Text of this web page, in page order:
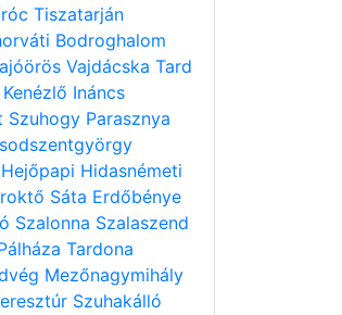
Tiszatarján
Bodroghalom
Vajdácska Tard
Kenézlő Ináncs
Szuhogy Parasznya
Hejőpapi Hidasnémeti
Sáta Erdőbénye
Szalonna Szalaszend
Tardona
Mezőnagymihály
Szuhakálló